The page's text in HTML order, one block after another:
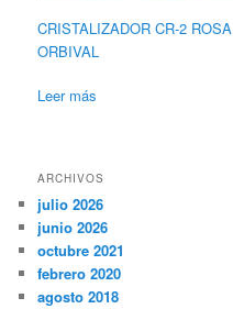
CRISTALIZADOR CR-2 ROSA
ORBIVAL
Leer más
ARCHIVOS
julio 2026
junio 2026
octubre 2021
febrero 2020
agosto 2018